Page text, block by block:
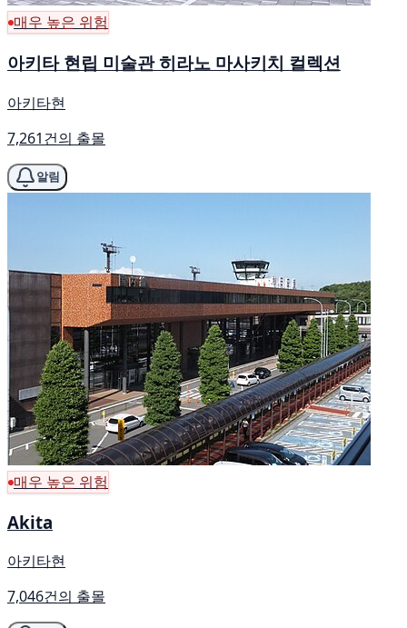
매우 높은 위험
아키타 현립 미술관 히라노 마사키치 컬렉션
아키타현
7,261건의 출몰
알림
매우 높은 위험
Akita
아키타현
7,046건의 출몰